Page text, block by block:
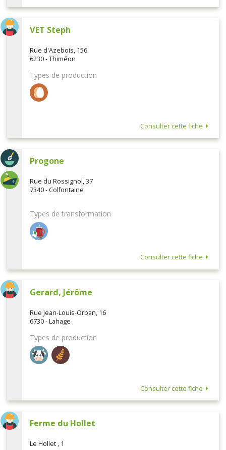
VET Steph
Rue d'Azebois, 156
6230 - Thiméon
Types de production
Consulter cette fiche
Progone
Rue du Rossignol, 37
7340 - Colfontaine
Types de transformation
Consulter cette fiche
Gerard, Jérôme
Rue Jean-Louis-Orban, 16
6730 - Lahage
Types de production
Consulter cette fiche
Ferme du Hollet
Le Hollet , 1